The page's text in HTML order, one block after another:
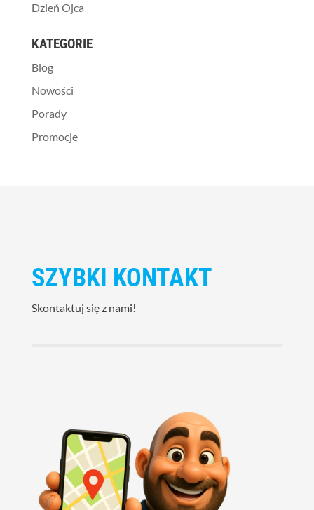
Dzień Ojca
KATEGORIE
Blog
Nowości
Porady
Promocje
SZYBKI KONTAKT
Skontaktuj się z nami!